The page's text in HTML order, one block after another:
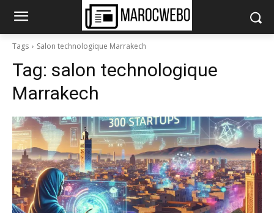
Tags Salon technologique Marrakech
Tag: salon technologique
Marrakech